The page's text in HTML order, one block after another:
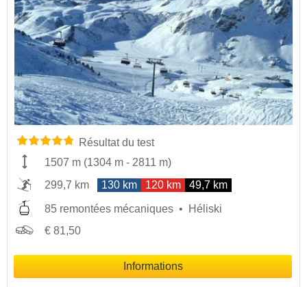
Résultat du test
1507 m (1304 m - 2811 m)
299,7 km
130 km 120 km 49,7 km
85 remontées mécaniques
Héliski
€ 81,50
Informations